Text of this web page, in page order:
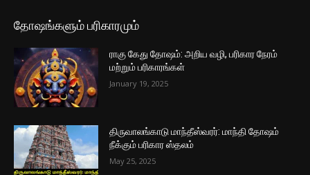
தோஷங்களும் பரிகாரமும்
ராகு கேது தோஷம்: அறிய வழி, பரிகார நேரம்
மற்றும் பரிகாரங்கள்
January 19, 2025
திருவாலங்காடு மாந்தீஸ்வரர்: மாந்தி தோஷம்
நீக்கும் பரிகார ஸ்தலம்
May 25, 2025